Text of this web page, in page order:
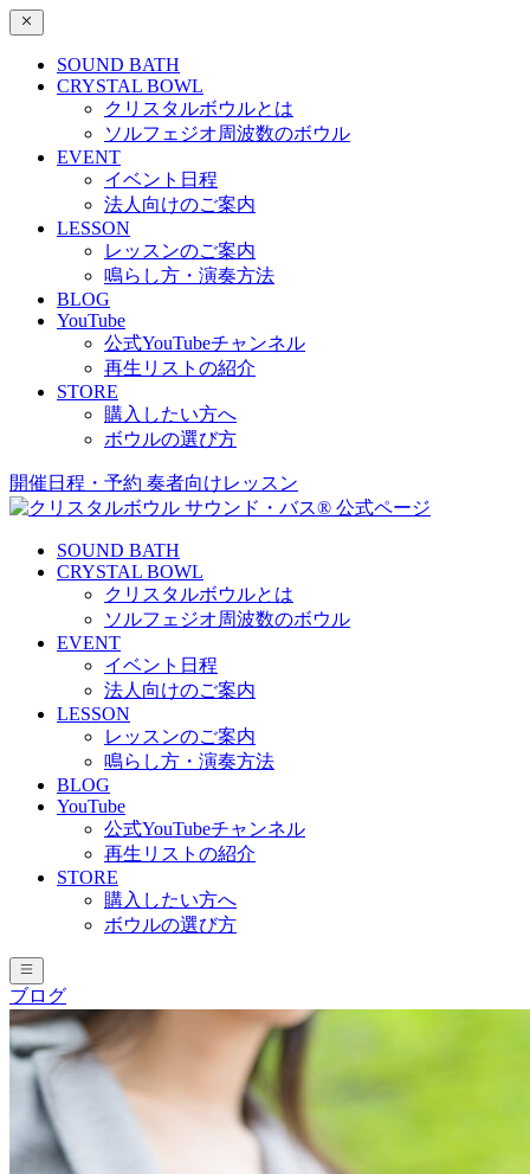
SOUND BATH
CRYSTAL BOWL
クリスタルボウルとは
ソルフェジオ周波数のボウル
EVENT
イベント日程
法人向けのご案内
LESSON
レッスンのご案内
鳴らし方・演奏方法
BLOG
YouTube
公式YouTubeチャンネル
再生リストの紹介
STORE
購入したい方へ
ボウルの選び方
開催日程・予約 奏者向けレッスン
SOUND BATH
CRYSTAL BOWL
クリスタルボウルとは
ソルフェジオ周波数のボウル
EVENT
イベント日程
法人向けのご案内
LESSON
レッスンのご案内
鳴らし方・演奏方法
BLOG
YouTube
公式YouTubeチャンネル
再生リストの紹介
STORE
購入したい方へ
ボウルの選び方
ブログ